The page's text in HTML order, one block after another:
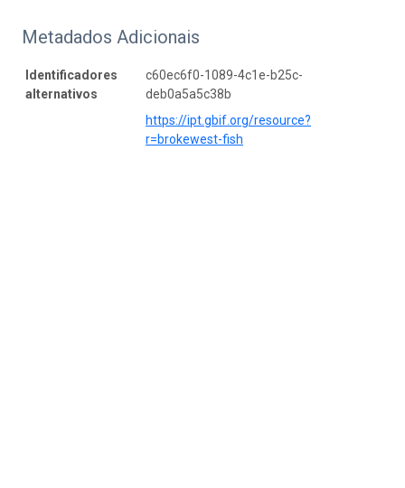
Metadados Adicionais
Identificadores
alternativos
c60ec6f0-1089-4c1e-b25c-
deb0a5a5c38b
https://ipt.gbif.org/resource?
r=brokewest-fish